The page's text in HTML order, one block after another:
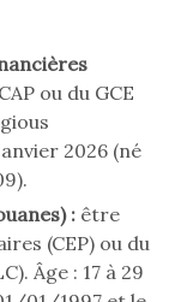
ou du GCE
2026 (né
: être
(CEP) ou du
Âge : 17 à 29